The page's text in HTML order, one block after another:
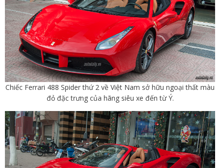
Chiếc Ferrari 488 Spider thứ 2 về Việt Nam sở hữu ngoại thất màu
đỏ đặc trưng của hãng siêu xe đến từ Ý.